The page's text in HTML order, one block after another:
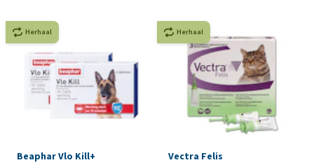
Herhaal
Beaphar Vlo Kill+
Herhaal
Vectra Felis